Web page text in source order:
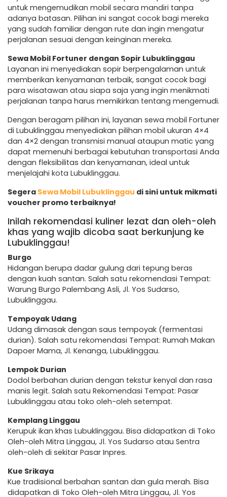
untuk mengemudikan mobil secara mandiri tanpa
adanya batasan. Pilihan ini sangat cocok bagi mereka
yang sudah familiar dengan rute dan ingin mengatur
perjalanan sesuai dengan keinginan mereka.
Sewa Mobil Fortuner dengan Sopir Lubuklinggau
Layanan ini menyediakan sopir berpengalaman untuk
memberikan kenyamanan terbaik, sangat cocok bagi
para wisatawan atau siapa saja yang ingin menikmati
perjalanan tanpa harus memikirkan tentang mengemudi.
Dengan beragam pilihan ini, layanan sewa mobil Fortuner
di Lubuklinggau menyediakan pilihan mobil ukuran 4×4
dan 4×2 dengan transmisi manual ataupun matic yang
dapat memenuhi berbagai kebutuhan transportasi Anda
dengan fleksibilitas dan kenyamanan, ideal untuk
menjelajahi kota Lubuklinggau.
Segera Sewa Mobil Lubuklinggau di sini untuk mikmati
voucher promo terbaiknya!
Inilah rekomendasi kuliner lezat dan oleh-oleh
khas yang wajib dicoba saat berkunjung ke
Lubuklinggau!
Burgo
Hidangan berupa dadar gulung dari tepung beras
dengan kuah santan. Salah satu rekomendasi Tempat:
Warung Burgo Palembang Asli, Jl. Yos Sudarso,
Lubuklinggau.
Tempoyak Udang
Udang dimasak dengan saus tempoyak (fermentasi
durian). Salah satu rekomendasi Tempat: Rumah Makan
Dapoer Mama, Jl. Kenanga, Lubuklinggau.
Lempok Durian
Dodol berbahan durian dengan tekstur kenyal dan rasa
manis legit. Salah satu Rekomendasi Tempat: Pasar
Lubuklinggau atau toko oleh-oleh setempat.
Kemplang Linggau
Kerupuk ikan khas Lubuklinggau. Bisa didapatkan di Toko
Oleh-oleh Mitra Linggau, Jl. Yos Sudarso atau Sentra
oleh-oleh di sekitar Pasar Inpres.
Kue Srikaya
Kue tradisional berbahan santan dan gula merah. Bisa
didapatkan di Toko Oleh-oleh Mitra Linggau, Jl. Yos